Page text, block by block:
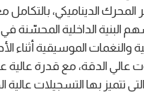
الديناميكي، بالتكامل
الداخلية المحسّنة في
والنغمات الموسيقية أثناء
الدقة، مع قدرة عالية
تتميز بها التسجيلات عالية